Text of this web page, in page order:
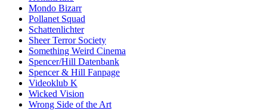
Mondo Bizarr
Pollanet Squad
Schattenlichter
Sheer Terror Society
Something Weird Cinema
Spencer/Hill Datenbank
Spencer & Hill Fanpage
Videoklub K
Wicked Vision
Wrong Side of the Art